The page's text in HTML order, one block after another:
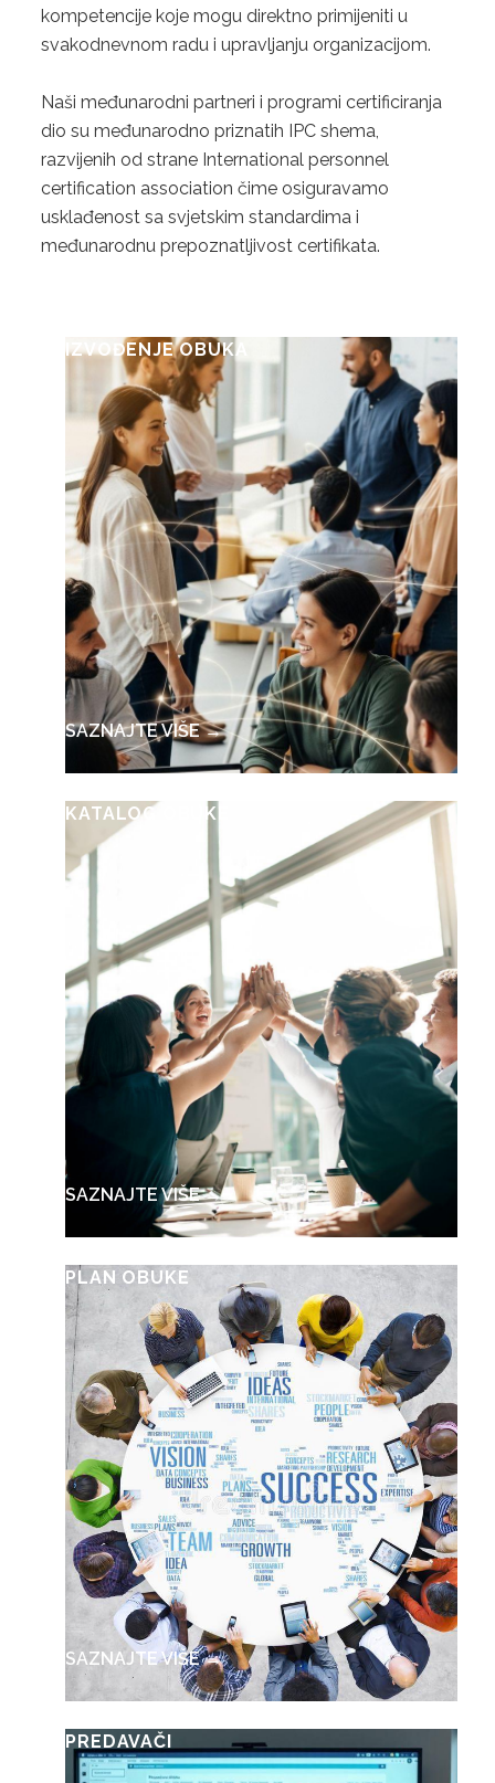
kompetencije koje mogu direktno primijeniti u
svakodnevnom radu i upravljanju organizacijom.
Naši međunarodni partneri i programi certificiranja
dio su međunarodno priznatih IPC shema,
razvijenih od strane International personnel
certification association čime osiguravamo
usklađenost sa svjetskim standardima i
međunarodnu prepoznatljivost certifikata.
IZVOĐENJE OBUKA
SAZNAJTE VIŠE →
KATALOG OBUKE
SAZNAJTE VIŠE →
PLAN OBUKE
SAZNAJTE VIŠE →
PREDAVAČI